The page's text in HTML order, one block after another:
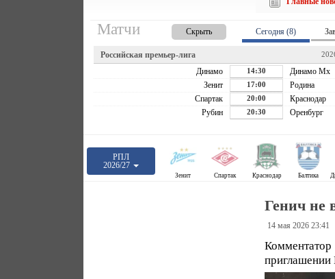
Матчи Скрыть Сегодня (8)
Российская премьер-лига
Динамо 14:30 Динамо Мх
Зенит 17:00 Родина
Спартак 20:00 Краснодар
Рубин 20:30 Оренбург
РПЛ
2026/27
Зенит Спартак Краснодар Балтика
Генич не
14 мая 2026 23:41
приглашении